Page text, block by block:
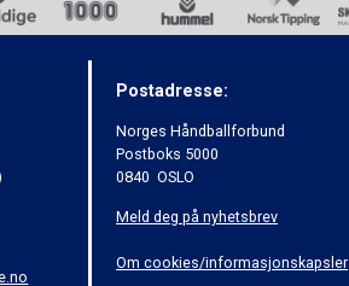
Postadresse:
Norges Håndballforbund
Postboks 5000
0840 OSLO
Meld deg på nyhetsbrev
Om cookies/informasjonskapsler